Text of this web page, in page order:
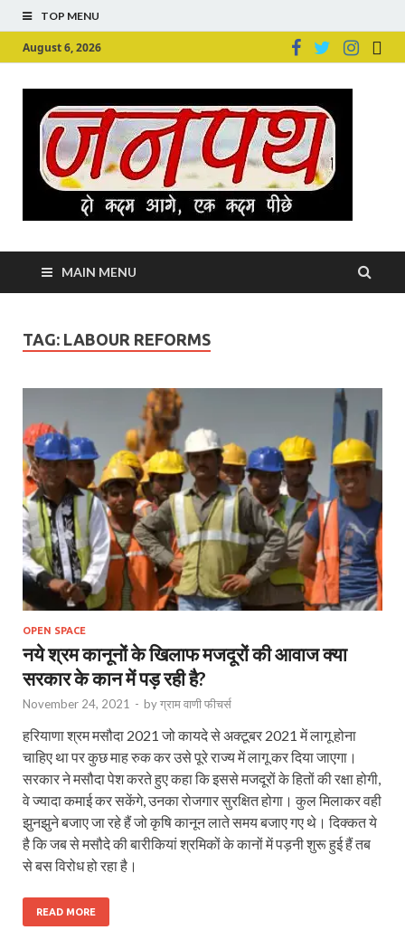
TOP MENU
August 6, 2026
MAIN MENU
TAG: LABOUR REFORMS
OPEN SPACE
नये श्रम कानूनों के खिलाफ मजदूरों की आवाज क्या
सरकार के कान में पड़ रही है?
November 24, 2021 - byग्राम वाणी फीचर्स
हरियाणा श्रम मसौदा 2021 जो कायदे से अक्टूबर 2021 में लागू होना
चाहिए था पर कुछ माह रुक कर उसे पूरे राज्य में लागू कर दिया जाएगा।
सरकार ने मसौदा पेश करते हुए कहा कि इससे मजदूरों के हितों की रक्षा होगी,
वे ज्यादा कमाई कर सकेंगे, उनका रोजगार सुरक्षित होगा। कुल मिलाकर वही
झुनझुने बजाए जा रहे हैं जो कृषि कानून लाते समय बजाए गए थे। दिक्कत ये
है कि जब से मसौदे की बारीकियां श्रमिकों के कानों में पड़नी शुरू हुई हैं तब
से बस विरोध हो रहा है।
READ MORE